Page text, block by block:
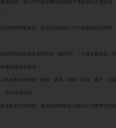
格說明，本公司不接受購買試用後不滿意商品之理由退
與我們聯繫換貨。從商品收訖起十天內為退換貨保證期，
回的商品必須是全新狀態（無拆封），包括主要商品、使
權拒絕接收退貨。
為因素造成故障、損毀、磨損、擦傷、刮傷、髒汙、包裝
恕不接受退貨。
法指定到貨時間，確切配達時間皆以物流公司實際可配送